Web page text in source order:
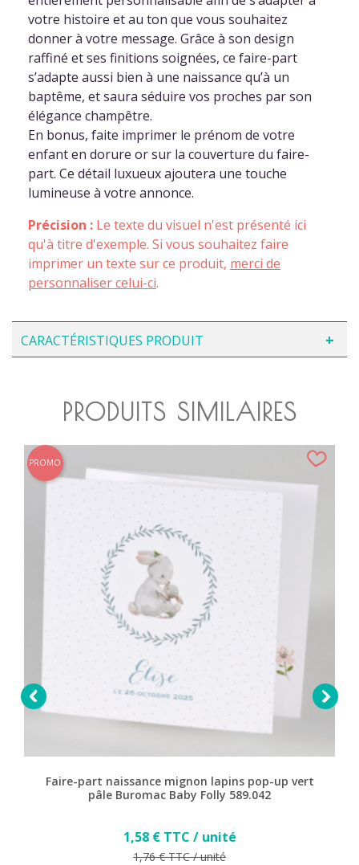
votre histoire et au ton que vous souhaitez
donner à votre message. Grâce à son design
raffiné et ses finitions soignées, ce faire-part
s’adapte aussi bien à une naissance qu’à un
baptême, et saura séduire vos proches par son
élégance champêtre.
En bonus, faite imprimer le prénom de votre
enfant en dorure or sur la couverture du faire-
part. Ce détail luxueux ajoutera une touche
lumineuse à votre annonce.
Précision : Le texte du visuel n'est présenté ici
qu'à titre d'exemple. Si vous souhaitez faire
imprimer un texte sur ce produit, merci de
personnaliser celui-ci.
CARACTÉRISTIQUES PRODUIT
PRODUITS SIMILAIRES

Faire-part naissance mignon lapins pop-up vert
pâle Buromac Baby Folly 589.042
Prix
1,58 € TTC / unité
Prix de base
1,76 € TTC / unité
PROMO
